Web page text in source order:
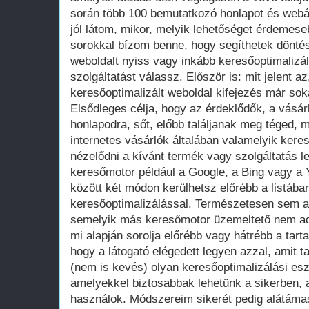
során több 100 bemutatkozó honlapot és
jól látom, mikor, melyik lehetőséget
sorokkal bízom benne, hogy segíthetek
weboldalt nyiss vagy inkább
szolgáltatást válassz. Először is: mit jelent
keresőoptimalizált weboldal kifejezés már
Elsődleges célja, hogy az érdeklődők, a
honlapodra, sőt, előbb találjanak meg téged,
internetes vásárlók általában valamelyik
nézelődni a kívánt termék vagy szolgáltatás
keresőmotor például a Google, a Bing vagy a
között két módon kerülhetsz előrébb a
keresőoptimalizálással. Természetesen sem
semelyik más keresőmotor üzemeltető nem
mi alapján sorolja előrébb vagy hátrébb a
hogy a látogató elégedett legyen azzal, amit
(nem is kevés) olyan keresőoptimalizálási
amelyekkel biztosabbak lehetünk a sikerben,
használok. Módszereim sikerét pedig